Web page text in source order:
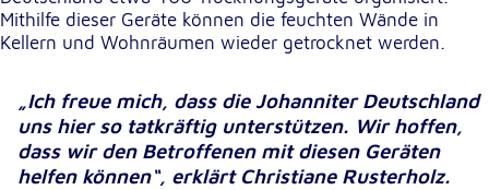
Mithilfe dieser Geräte können die feuchten Wände in
Kellern und Wohnräumen wieder getrocknet werden.
„Ich freue mich, dass die Johanniter Deutschland
uns hier so tatkräftig unterstützen. Wir hoffen,
dass wir den Betroffenen mit diesen Geräten
helfen können“, erklärt Christiane Rusterholz.
Zweck:
Erhebung von Statistiken zur Website-Nutzung
24 Stunden - 2 Jahre
Google Tag Manager